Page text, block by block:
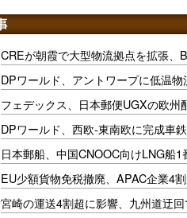
CREが朝霞で大型物流拠点を拡張、
DPワールド、アントワープに低温物
フェデックス、日本郵便UGXの欧州
DPワールド、西欧-東南欧に完成車
日本郵船、中国CNOOC向けLNG船1
EU少額貨物免税撤廃、APAC企業4
宮崎の運送4割超に影響、九州道迂